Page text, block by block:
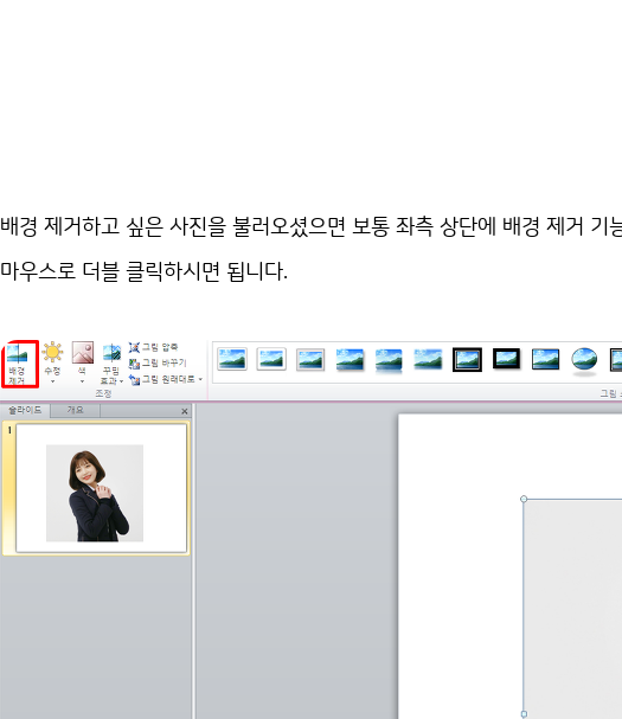
배경 제거하고 싶은 사진을 불러오셨으면 보통 좌측 상단에 배경 제거 기
마우스로 더블 클릭하시면 됩니다.